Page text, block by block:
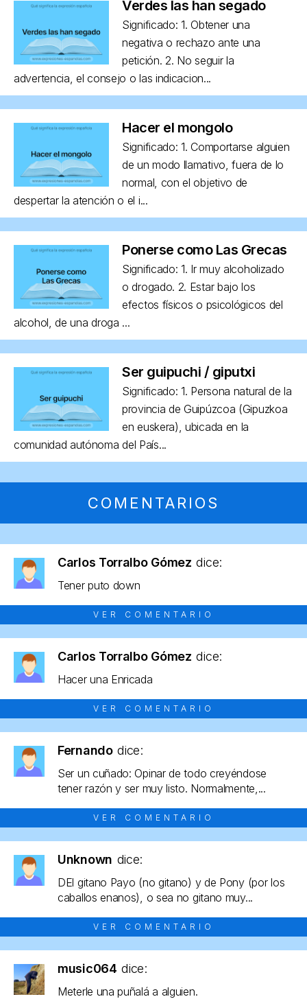
Verdes las han segado
Significado: 1. Obtener una
negativa o rechazo ante una
petición. 2. No seguir la
advertencia, el consejo o las indicacion...
Hacer el mongolo
Significado: 1. Comportarse alguien
de un modo llamativo, fuera de lo
normal, con el objetivo de
despertar la atención o el i...
Ponerse como Las Grecas
Significado: 1. Ir muy alcoholizado
o drogado. 2. Estar bajo los
efectos físicos o psicológicos del
alcohol, de una droga ...
Ser guipuchi / giputxi
Significado: 1. Persona natural de la
provincia de Guipúzcoa (Gipuzkoa
en euskera), ubicada en la
comunidad autónoma del País...
COMENTARIOS
Carlos Torralbo Gómez dice:
Tener puto down
VER COMENTARIO
Carlos Torralbo Gómez dice:
Hacer una Enricada
VER COMENTARIO
Fernando dice:
Ser un cuñado: Opinar de todo creyéndose
tener razón y ser muy listo. Normalmente,...
VER COMENTARIO
Unknown dice:
DEl gitano Payo (no gitano) y de Pony (por los
caballos enanos), o sea no gitano muy...
VER COMENTARIO
music064 dice:
Meterle una puñalá a alguien.